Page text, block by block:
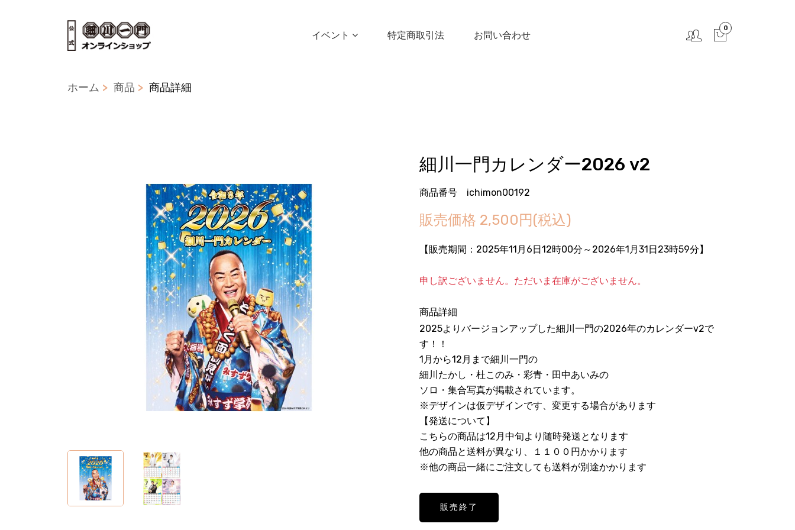
イベント 特定商取引法 お問い合わせ
0
ホーム 商品 商品詳細
細川一門カレンダー2026 v2
商品番号 ichimon00192
販売価格 2,500円(税込)
【販売期間： 2025年11月6日12時00分 ～2026年1月31日23時59分】
申し訳ございません。ただいま在庫がございません。
商品詳細
2025よりバージョンアップした細川一門の2026年のカレンダーv2で
す！！
1月から12月まで細川一門の
細川たかし・杜このみ・彩青・田中あいみの
ソロ・集合写真が掲載されています。
※デザインは仮デザインです、変更する場合があります
【発送について】
こちらの商品は12月中旬より随時発送となります
他の商品と送料が異なり、１１００円かかります
※他の商品一緒にご注文しても送料が別途かかります
販売終了